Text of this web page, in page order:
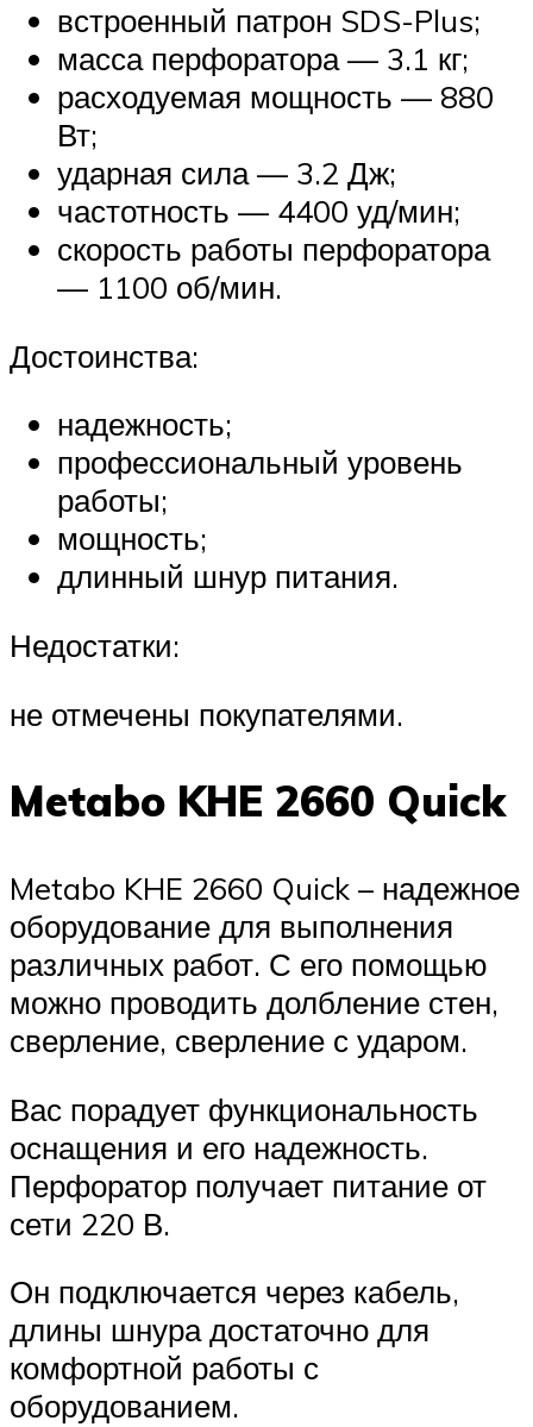
встроенный патрон SDS-Plus;
масса перфоратора — 3.1 кг;
расходуемая мощность — 880
Вт;
ударная сила — 3.2 Дж;
частотность — 4400 уд/мин;
скорость работы перфоратора
— 1100 об/мин.
Достоинства:
надежность;
профессиональный уровень
работы;
мощность;
длинный шнур питания.
Недостатки:
не отмечены покупателями.
Metabo KHE 2660 Quick
Metabo KHE 2660 Quick – надежное
оборудование для выполнения
различных работ. С его помощью
можно проводить долбление стен,
сверление, сверление с ударом.
Вас порадует функциональность
оснащения и его надежность.
Перфоратор получает питание от
сети 220 В.
Он подключается через кабель,
длины шнура достаточно для
комфортной работы с
оборудованием.